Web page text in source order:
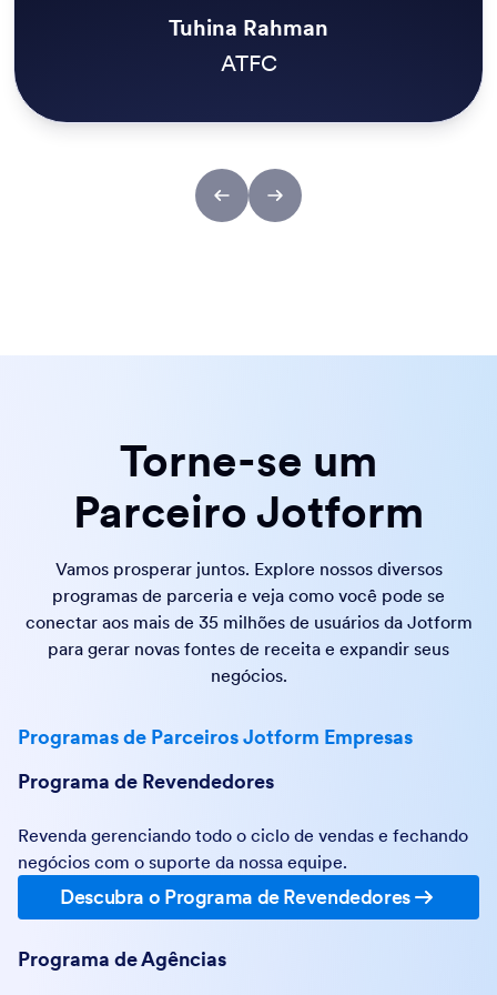
Kristian Walsh
Reach
Torne-se um
Parceiro Jotform
Vamos prosperar juntos. Explore nossos diversos
programas de parceria e veja como você pode se
conectar aos mais de 35 milhões de usuários da Jotform
para gerar novas fontes de receita e expandir seus
negócios.
Programas de Parceiros Jotform Empresas
Programa de Revendedores
Revenda gerenciando todo o ciclo de vendas e fechando
negócios com o suporte da nossa equipe.
Descubra o Programa de Revendedores
Programa de Agências